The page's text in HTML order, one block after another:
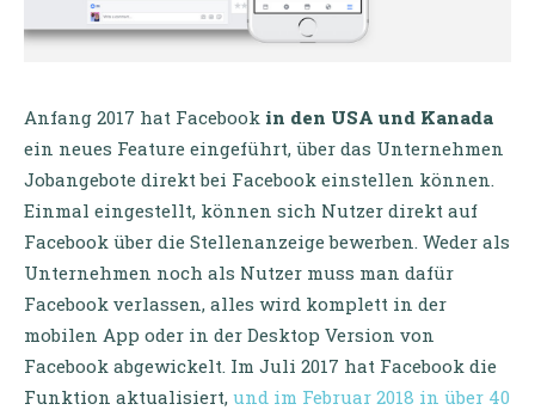
Anfang 2017 hat Facebook in den USA und Kanada
ein neues Feature eingeführt, über das Unternehmen
Jobangebote direkt bei Facebook einstellen können.
Einmal eingestellt, können sich Nutzer direkt auf
Facebook über die Stellenanzeige bewerben. Weder als
Unternehmen noch als Nutzer muss man dafür
Facebook verlassen, alles wird komplett in der
mobilen App oder in der Desktop Version von
Facebook abgewickelt. Im Juli 2017 hat Facebook die
Funktion aktualisiert, und im Februar 2018 in über 40